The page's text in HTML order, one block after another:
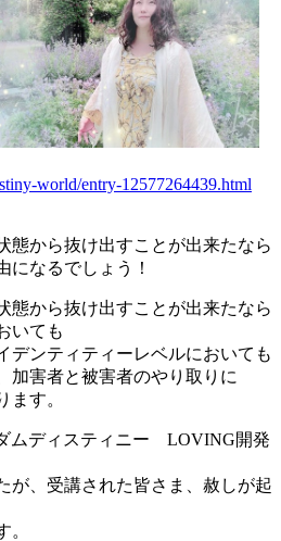
world/entry-12577264439.html
態から抜け出すことが出来たなら
になるでしょう！
態から抜け出すことが出来たなら
いても
デンティティーレベルにおいても
加害者と被害者のやり取りに
ます。
ムディスティニー LOVING開発
が、受講された皆さま、赦しが起
。